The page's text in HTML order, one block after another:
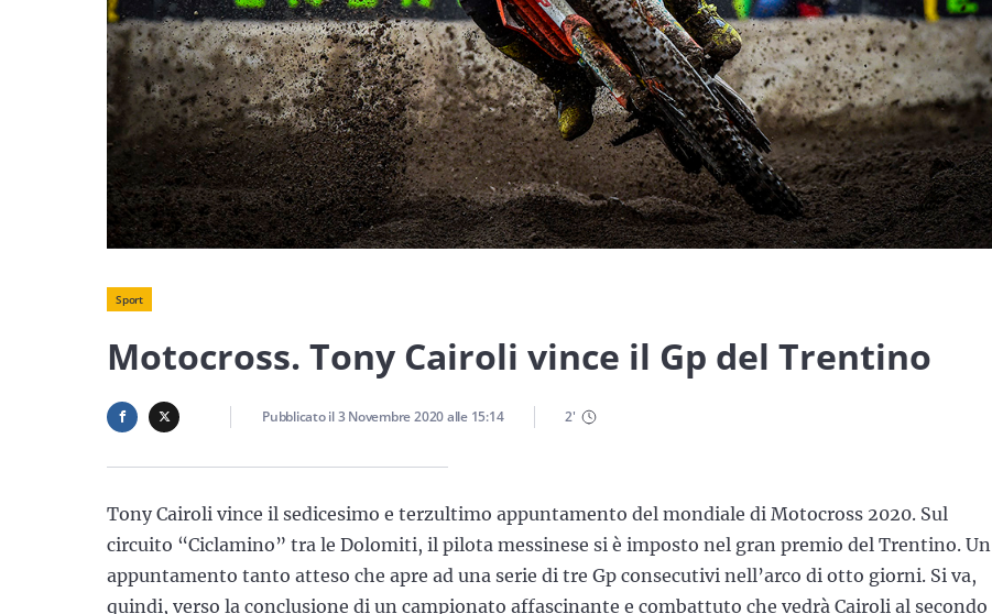
Sport
Motocross. Tony Cairoli vince il Gp del Trentino
Pubblicato il3 Novembre 2020alle 15:14 2'
Tony Cairoli vince il sedicesimo e terzultimo appuntamento del mondiale di Motocross 2020. Sul
circuito “Ciclamino” tra le Dolomiti, il pilota messinese si è imposto nel gran premio del Trentino. Un
appuntamento tanto atteso che apre ad una serie di tre Gp consecutivi nell’arco di otto giorni. Si va,
quindi, verso la conclusione di un campionato affascinante e combattuto che vedrà Cairoli al secondo